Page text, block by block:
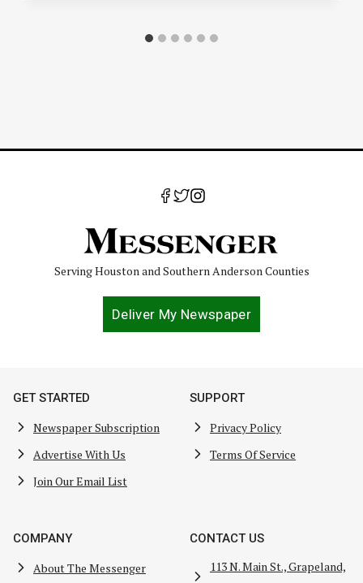
Serving Houston and Southern Anderson Counties
Deliver My Newspaper
GET STARTED
Newspaper Subscription
Advertise With Us
Join Our Email List
SUPPORT
Privacy Policy
Terms Of Service
COMPANY
About The Messenger
CONTACT US
113 N. Main St., Grapeland,